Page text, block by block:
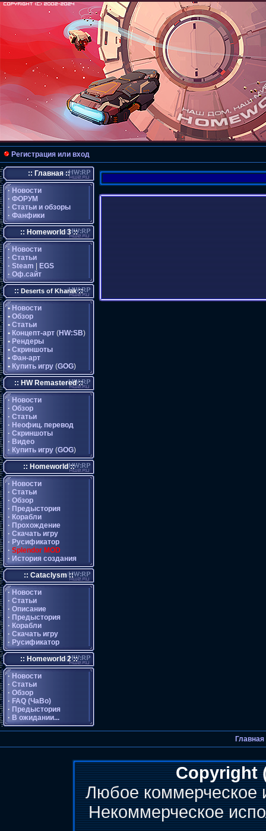
Регистрация или вход
:: Главная ::
· Новости
· ФОРУМ
· Статьи и обзоры
· Фанфики
:: Homeworld 3 ::
· Новости
· Статьи
· Steam
EGS
· Оф.сайт
:: Deserts of Kharak::
• Новости
• Обзор
• Статьи
• Концепт-арт (HW:SB)
• Рендеры
• Скриншоты
• Фан-арт
• Купить игру (GOG)
:: HW Remastered ::
· Новости
· Обзор
· Статьи
· Неофиц. перевод
· Скриншоты
· Видео
· Купить игру (GOG)
:: Homeworld ::
· Новости
· Статьи
· Обзор
· Предыстория
· Корабли
· Прохождение
· Скачать игру
· Русификатор
· Splendor MOD
· История создания
:: Cataclysm ::
· Новости
· Статьи
· Описание
· Предыстория
· Корабли
· Скачать игру
· Русификатор
:: Homeworld 2 ::
· Новости
· Статьи
· Обзор
· FAQ (ЧаВо)
· Предыстория
· В ожидании...
Главная
Copyright
Любое коммерческое
Некоммерческое